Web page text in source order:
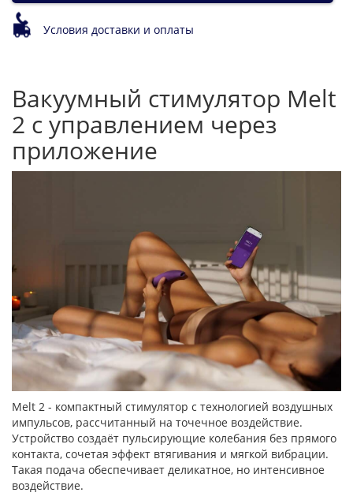
Условия доставки и оплаты
Вакуумный стимулятор Melt
2 с управлением через
приложение
Melt 2 - компактный стимулятор с технологией воздушных
импульсов, рассчитанный на точечное воздействие.
Устройство создаёт пульсирующие колебания без прямого
контакта, сочетая эффект втягивания и мягкой вибрации.
Такая подача обеспечивает деликатное, но интенсивное
воздействие.